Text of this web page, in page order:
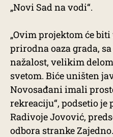
„Novi Sad na vodi“.
„Ovim projektom će
prirodna oaza grada,
nažalost, velikim
svetom. Biće uništen
Novosađani imali
rekreaciju“, podsetio
Radivoje Jovović,
odbora stranke